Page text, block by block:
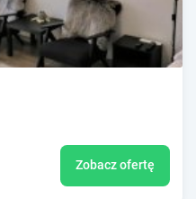
Zobacz ofertę